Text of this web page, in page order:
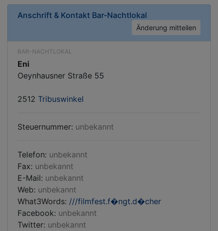
Anschrift & Kontakt Bar-Nachtlokal
Änderung mitteilen
BAR-NACHTLOKAL
Eni
Oeynhausner Straße 55
2512 Tribuswinkel
Steuernummer: unbekannt
Telefon: unbekannt
Fax: unbekannt
E-Mail: unbekannt
Web: unbekannt
What3Words: ///filmfest.f�ngt.d�cher
Facebook: unbekannt
Twitter: unbekannt